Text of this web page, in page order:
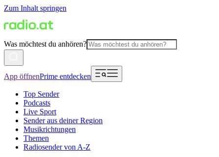
Zum Inhalt springen
Was möchtest du anhören?
App öffnenPrime entdecken
Top Sender
Podcasts
Live Sport
Sender aus deiner Region
Musikrichtungen
Themen
Radiosender von A-Z